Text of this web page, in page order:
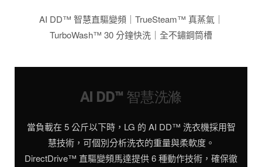
AI DD™ 智慧直驅變頻｜TrueSteam™ 真蒸氣｜
TurboWash™ 30 分鐘快洗｜全不鏽鋼筒槽
AI DD™ 智慧洗滌
當負載在 5 公斤以下時，LG 的 AI DD™ 洗衣機採用智
慧技術，可個別分析洗衣的重量與柔軟度。
DirectDrive™ 直驅變頻馬達提供 6 種動作技術，確保徹